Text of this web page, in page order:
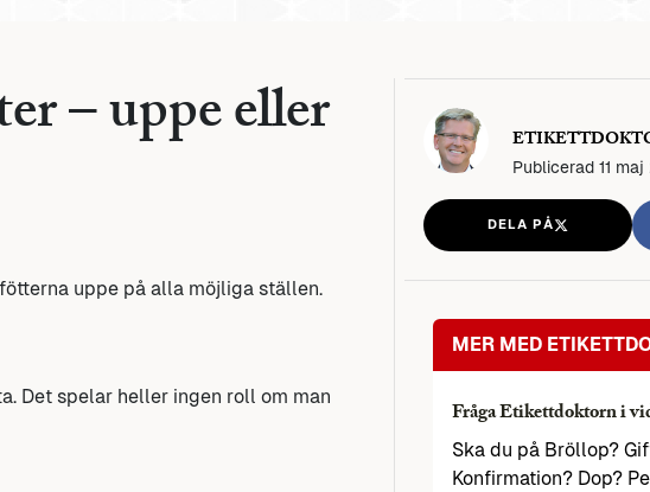
– uppe eller
uppe på alla möjliga ställen.
Det spelar heller ingen roll om man
Publicerad 11 maj
DELA PÅ
MER MED
Fråga Etikettdoktorn i
Ska du på Bröllop?
Konfirmation? Dop?